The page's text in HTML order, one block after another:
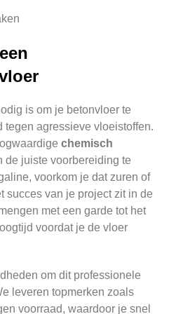
is om je betonvloer te
tegen agressieve vloeistoffen.
chemisch
de juiste voorbereiding te
voorkom je dat zuren of
succes van je project zit in de
met een garde tot het
voordat je de vloer
om dit professionele
leveren topmerken zoals
voorraad, waardoor je snel